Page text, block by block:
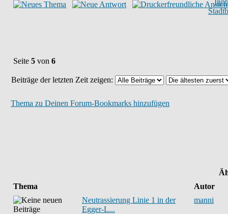
Seite 5 von 6
Beiträge der letzten Zeit zeigen:
Thema zu Deinen Forum-Bookmarks hinzufügen
Thema
Autor
Neutrassierung Linie 1 in der
Egger-L...
manni